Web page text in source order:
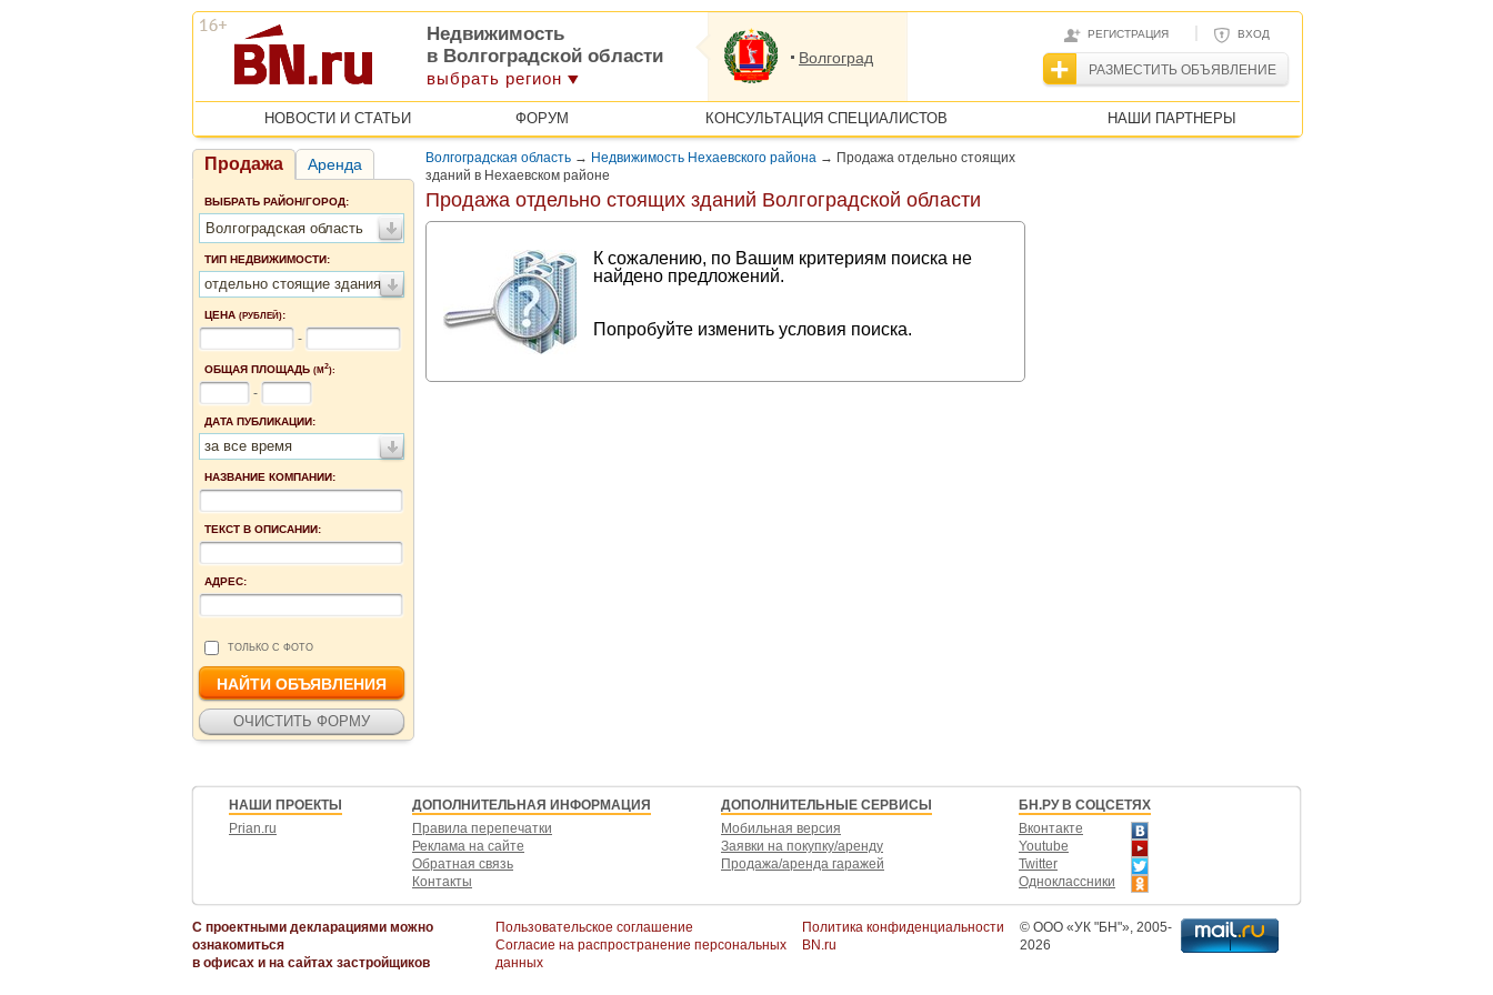
РЕГИСТРАЦИЯ | ВХОД
РАЗМЕСТИТЬ ОБЪЯВЛЕНИЕ
Недвижимость
в Волгоградской области
выбрать регион
Волгоград
НОВОСТИ И СТАТЬИ ФОРУМ КОНСУЛЬТАЦИЯ СПЕЦИАЛИСТОВ НАШИ ПАРТНЕРЫ
Продажа Аренда
ВЫБРАТЬ РАЙОН/ГОРОД:
Волгоградская область
ТИП НЕДВИЖИМОСТИ:
отдельно стоящие здания
ЦЕНА (РУБЛЕЙ):
-
ОБЩАЯ ПЛОЩАДЬ (М2):
-
ДАТА ПУБЛИКАЦИИ:
за все время
НАЗВАНИЕ КОМПАНИИ:
ТЕКСТ В ОПИСАНИИ:
АДРЕС:
ТОЛЬКО С ФОТО
Волгоградская область → Недвижимость Нехаевского района → Продажа отдельно стоящих
зданий в Нехаевском районе
Продажа отдельно стоящих зданий Волгоградской области
К сожалению, по Вашим критериям поиска не
найдено предложений.
Попробуйте изменить условия поиска.
НАШИ ПРОЕКТЫ
Prian.ru
ДОПОЛНИТЕЛЬНАЯ ИНФОРМАЦИЯ
Правила перепечатки
Реклама на сайте
Обратная связь
Контакты
ДОПОЛНИТЕЛЬНЫЕ СЕРВИСЫ
Мобильная версия
Заявки на покупку/аренду
Продажа/аренда гаражей
БН.РУ В СОЦСЕТЯХ
Вконтакте
Youtube
Twitter
Одноклассники
С проектными декларациями можно
ознакомиться
в офисах и на сайтах застройщиков
Пользовательское соглашение
Согласие на распространение персональных
данных
Политика конфиденциальности
BN.ru
© ООО «УК "БН"» , 2005-
2026